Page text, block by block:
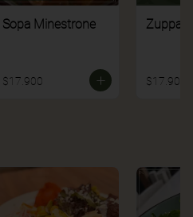
Sopa Minestrone
$17.900
Zuppa
$17.900